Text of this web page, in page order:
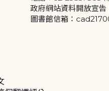
政府網站資料開放宣告
圖書館信箱：